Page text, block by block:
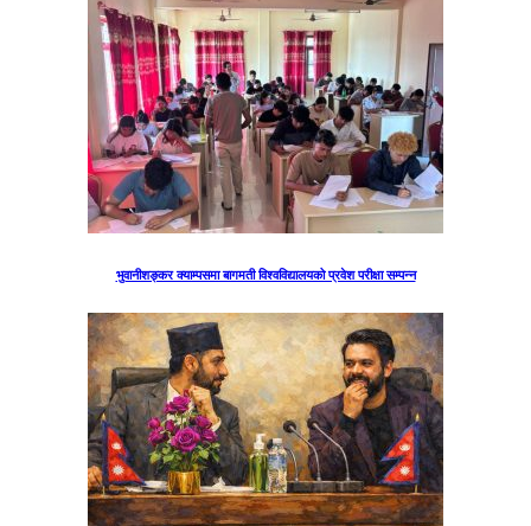
भुवानीशङ्कर क्याम्पसमा बागमती विश्वविद्यालयको प्रवेश परीक्षा सम्पन्न